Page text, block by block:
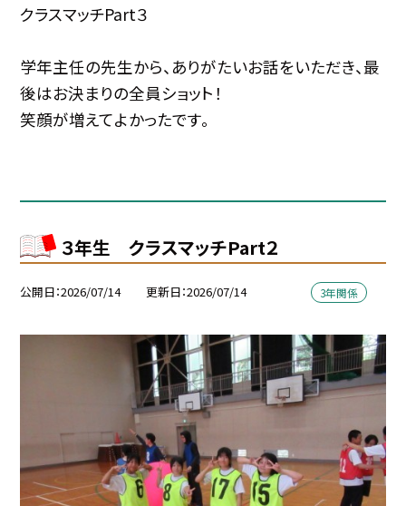
クラスマッチPart３
学年主任の先生から、ありがたいお話をいただき、最
後はお決まりの全員ショット！
笑顔が増えてよかったです。
３年生 クラスマッチPart２
公開日 2026/07/14 更新日 2026/07/14 3年関係